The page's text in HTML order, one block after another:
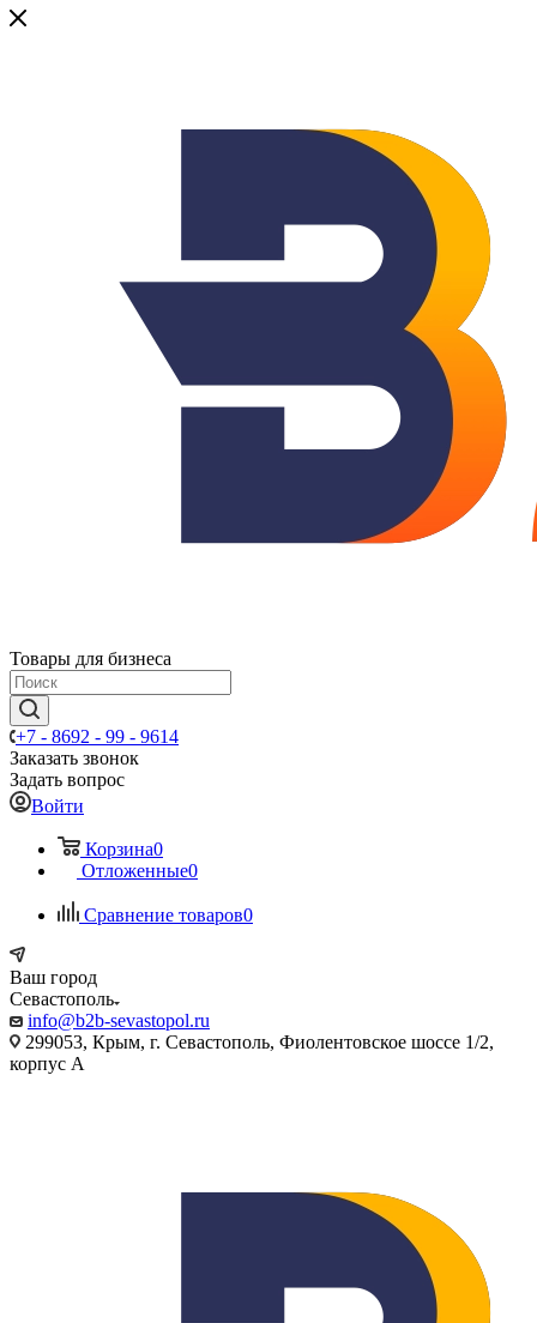
Товары для бизнеса
+7 - 8692 - 99 - 9614
Заказать звонок
Задать вопрос
Войти
Корзина0
Отложенные0
Сравнение товаров0
Ваш город
Севастополь
info@b2b-sevastopol.ru
299053, Крым, г. Севастополь, Фиолентовское шоссе 1/2,
корпус А